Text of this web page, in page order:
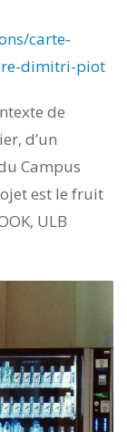
carte-
dimitri-piot
de
d’un
Campus
est le fruit
ULB